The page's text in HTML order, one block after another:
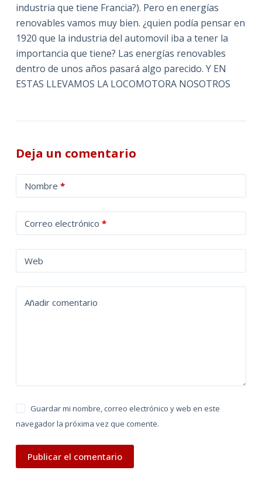
industria que tiene Francia?). Pero en energías
renovables vamos muy bien. ¿quien podía pensar en
1920 que la industria del automovil iba a tener la
importancia que tiene? Las energías renovables
dentro de unos años pasará algo parecido. Y EN
ESTAS LLEVAMOS LA LOCOMOTORA NOSOTROS
Deja un comentario
Nombre *
Correo electrónico *
Web
Añadir comentario
Guardar mi nombre, correo electrónico y web en este
navegador la próxima vez que comente.
Publicar el comentario
l
t
a
t